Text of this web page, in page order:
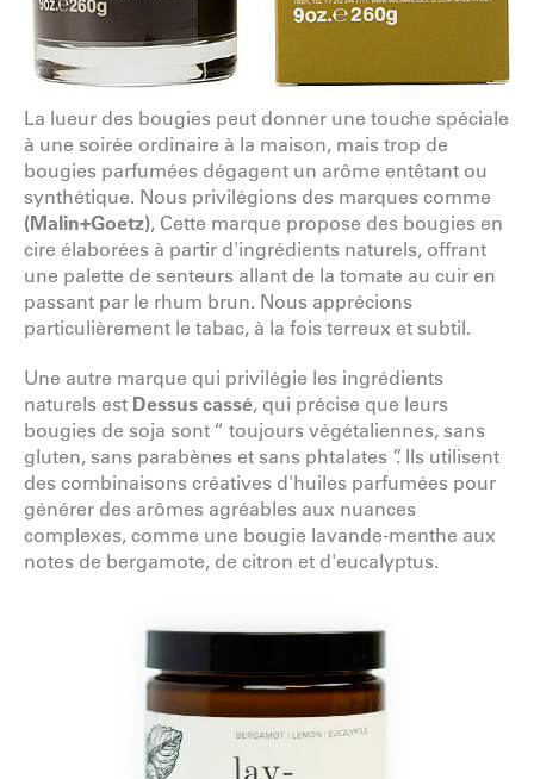
La lueur des bougies peut donner une touche spéciale
à une soirée ordinaire à la maison, mais trop de
bougies parfumées dégagent un arôme entêtant ou
synthétique. Nous privilégions des marques comme
(Malin+Goetz), Cette marque propose des bougies en
cire élaborées à partir d'ingrédients naturels, offrant
une palette de senteurs allant de la tomate au cuir en
passant par le rhum brun. Nous apprécions
particulièrement le tabac, à la fois terreux et subtil.
Une autre marque qui privilégie les ingrédients
naturels est Dessus cassé, qui précise que leurs
bougies de soja sont “ toujours végétaliennes, sans
gluten, sans parabènes et sans phtalates ”. Ils utilisent
des combinaisons créatives d'huiles parfumées pour
générer des arômes agréables aux nuances
complexes, comme une bougie lavande-menthe aux
notes de bergamote, de citron et d'eucalyptus.